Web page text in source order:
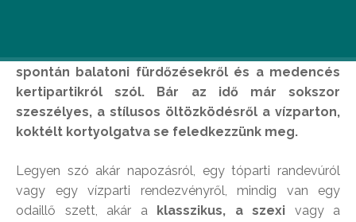
spontán balatoni fürdőzésekről és a medencés
kertipartikról szól. Bár az idő már sokszor
szeszélyes, a stílusos öltözködésről a vízparton,
koktélt kortyolgatva se feledkezzünk meg.
Legyen szó akár napozásról, egy tóparti randevúról
vagy egy vízparti rendezvényről, mindig van egy
odaillő szett, akár a
klasszikus, a szexi vagy a